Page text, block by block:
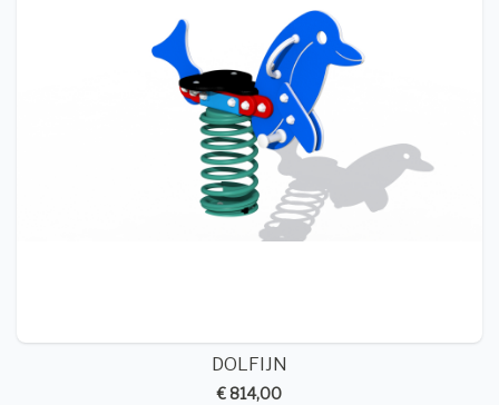
DOLFIJN
€ 814,00